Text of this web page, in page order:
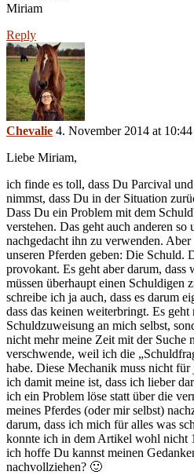
Miriam
Reply
Chevalie 4. November 2014 at 10:44
Liebe Miriam,
ich finde es toll, dass Du Parcival
nimmst, dass Du in der Situation
Dass Du ein Problem mit dem
verstehen. Das geht auch anderen
nachgedacht ihn zu verwenden.
unseren Pferden geben: Die Schuld.
provokant. Es geht aber darum, dass
müssen überhaupt einen Schuldigen
schreibe ich ja auch, dass es darum
dass das keinen weiterbringt. Es
Schuldzuweisung an mich selbst,
nicht mehr meine Zeit mit der Suche
verschwende, weil ich die
habe. Diese Mechanik muss nicht
ich damit meine ist, dass ich lieber
ich ein Problem löse statt über die
meines Pferdes (oder mir selbst)
darum, dass ich mich für alles was
konnte ich in dem Artikel wohl nicht
ich hoffe Du kannst meinen
nachvollziehen? 🙂